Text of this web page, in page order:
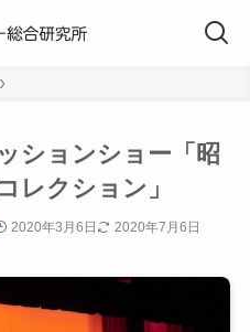
ションショー「昭
レクション」
2020年3月6日 2020年7月6日